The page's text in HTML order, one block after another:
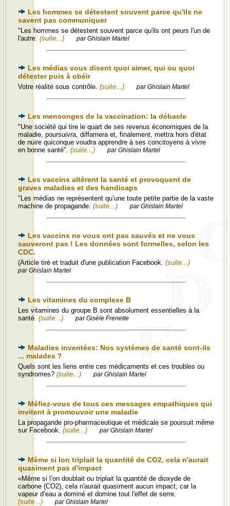
Les hommes se détestent souvent parce qu'ils ne
savent pas communiquer
"Les hommes se détestent souvent parce qu'ils ont peurs l'un de
l'autre. (suite...) par Ghislain Martel
Les médias vous disent quoi aimer, qui ou quoi
détester puis à obéir
Votre réalité sous contrôle. (suite...) par Ghislain Martel
Les mensonges de la vaccination: la débacle
"Une société qui tire le quart de ses revenus économiques de la
maladie, poursuivra, diffamera et, finalement, mettra hors d'état
de nuire quiconque voudra apprendre à ses concitoyens à vivre
en bonne santé". (suite...) par Ghislain Martel
Les vaccins altèrent la santé et provoquent de
graves maladies et des handicaps
"Les médias ne représentent qu’une toute petite partie de la vaste
machine de propagande. (suite...) par Ghislain Martel
Les vaccins ne vous ont pas sauvés et ne vous
sauveront pas ! Les données sont formelles, selon les
CDC.
(Article tiré et traduit d'une publication Facebook. (suite...)
par Ghislain Martel
Les vitamines du complexe B
Les vitamines du groupe B sont absolument essentielles à la
santé. (suite...) par Gisèle Frenette
Maladies inventées: Nos systèmes de santé sont-ils
... malades ?
Quels sont les liens entre ces médicaments et ces troubles ou
syndromes? (suite...) par Ghislain Martel
Méfiez-vous de tous ces messages empathiques qui
invitent à promouvoir une maladie
La propagande pro-pharmaceutique et médicale se poursuit même
sur Facebook. (suite...) par Ghislain Martel
Même si lon triplait la quantité de CO2, cela n'aurait
quasiment pas d'impact
«Même si l’on doublait ou triplait la quantité de dioxyde de
carbone (CO2), cela n'aurait quasiment aucun impact, car la
vapeur d’eau a dominé et domine tout l'effet de serre.
(suite...)
par Ghislain Martel